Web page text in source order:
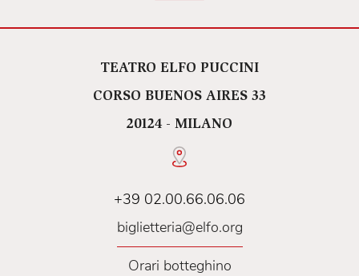
TEATRO ELFO PUCCINI
CORSO BUENOS AIRES 33
20124 - MILANO
+39 02.00.66.06.06
biglietteria@elfo.org
Orari botteghino